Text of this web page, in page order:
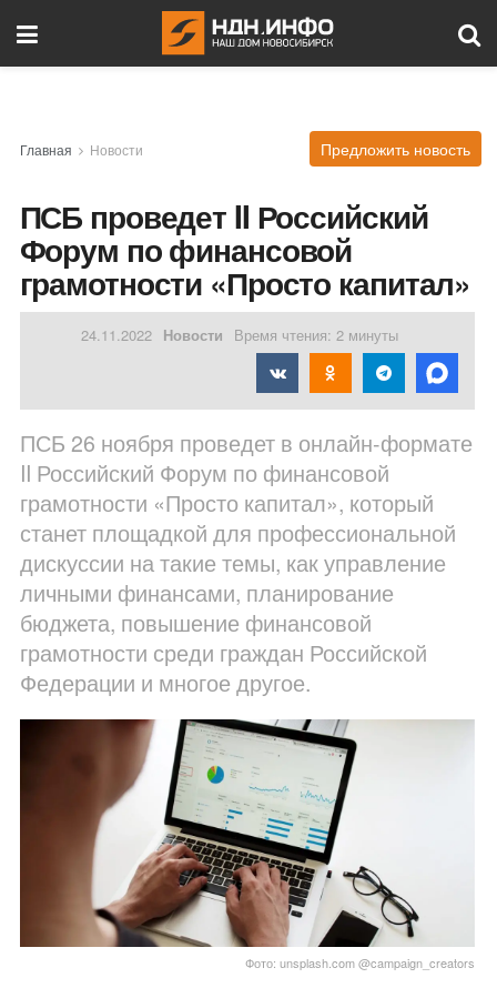
Главная Новости Предложить новость
ПСБ проведет II Российский
Форум по финансовой
грамотности «Просто капитал»
24.11.2022 Новости Время чтения: 2 минуты
ПСБ 26 ноября проведет в онлайн-формате
II Российский Форум по финансовой
грамотности «Просто капитал», который
станет площадкой для профессиональной
дискуссии на такие темы, как управление
личными финансами, планирование
бюджета, повышение финансовой
грамотности среди граждан Российской
Федерации и многое другое.
Фото: unsplash.com @campaign_creators